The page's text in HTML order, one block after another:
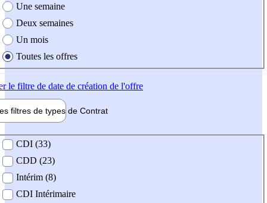
Une semaine
Deux semaines
Un mois
Toutes les offres
le filtre de date de création de l'offre
filtres de types de Contrat
contrat
CDI (33)
CDD (23)
Intérim (8)
CDI Intérimaire